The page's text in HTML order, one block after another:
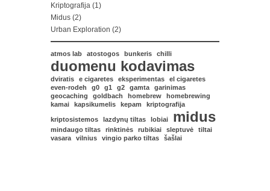
Kriptografija (1)
Midus (2)
Urban Exploration (2)
atmos lab atostogos bunkeris chilli
duomenu kodavimas
dviratis e cigaretes eksperimentas
el cigaretes
even-rodeh
g0 g1 g2 gamta
garinimas
geocaching
goldbach homebrew
homebrewing
kamai
kapsikumelis kepam kriptografija
kriptosistemos lazdynų tiltas lobiai midus
mindaugo tiltas rinktinės rubikiai sleptuvė
tiltai
vasara
vilnius vingio parko tiltas šašlai